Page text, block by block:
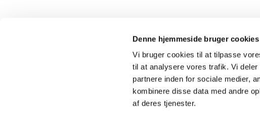
Denne hjemmeside bruger cookies
Vi bruger cookies til at tilpasse
til at analysere vores trafik. Vi
partnere inden for sociale medier,
kombinere disse data med andre
af deres tjenester.